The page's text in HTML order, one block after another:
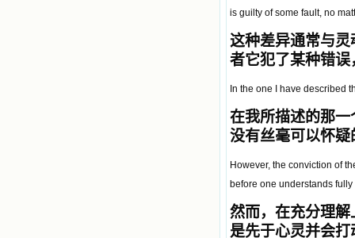
is guilty of some fault, no
这种差异通常与
者它犯了某种错
In the one I have described
在我所描述的那
没有丝毫可以怀疑
However, the conviction of
before one understands
然而，在充分理
是先于心灵并会打